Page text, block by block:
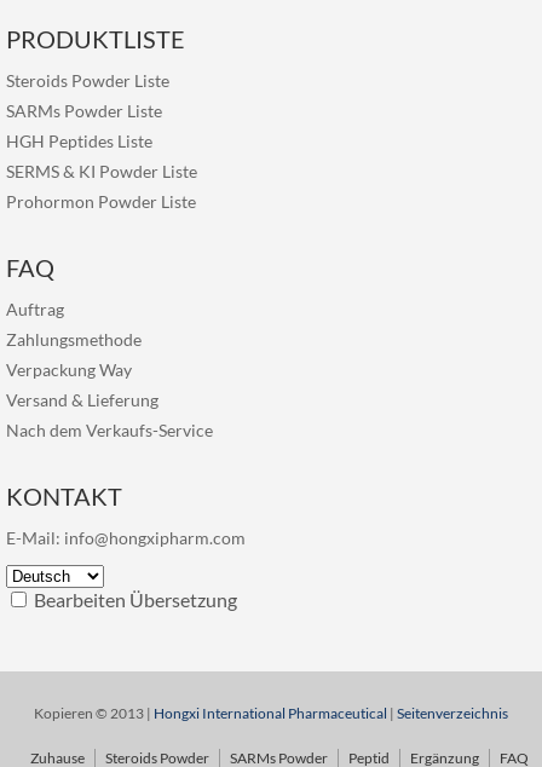
PRODUKTLISTE
Steroids Powder Liste
SARMs Powder Liste
HGH Peptides Liste
SERMS & KI Powder Liste
Prohormon Powder Liste
FAQ
Auftrag
Zahlungsmethode
Verpackung Way
Versand & Lieferung
Nach dem Verkaufs-Service
KONTAKT
E-Mail: info@hongxipharm.com
Bearbeiten Übersetzung
Kopieren © 2013 | Hongxi International Pharmaceutical | Seitenverzeichnis
Zuhause Steroids Powder SARMs Powder Peptid Ergänzung FAQ